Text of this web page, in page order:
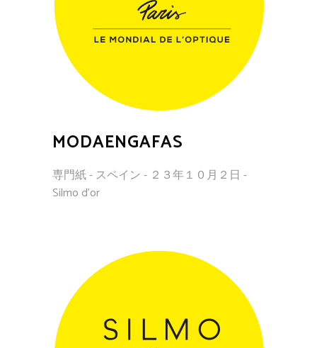
MODAENGAFAS
専門紙 - スペイン - ２３年１０月２日 -
Silmo d'or